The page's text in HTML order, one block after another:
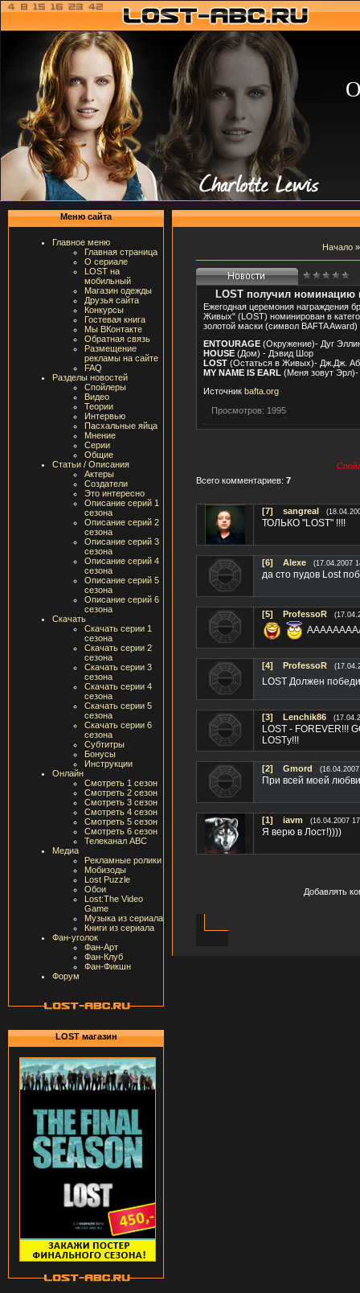
Меню сайта
Главное меню
Главная страница
О сериале
LOST на
мобильный
Магазин одежды
Друзья сайта
Конкурсы
Гостевая книга
Мы ВКонтакте
Обратная связь
Размещение
рекламы на сайте
FAQ
Разделы новостей
Спойлеры
Видео
Теории
Интервью
Пасхальные яйца
Мнение
Серии
Общие
Статьи / Описания
Актеры
Создатели
Это интересно
Описание серий 1
сезона
Описание серий 2
сезона
Описание серий 3
сезона
Описание серий 4
сезона
Описание серий 5
сезона
Описание серий 6
сезона
Скачать
Скачать серии 1
сезона
Скачать серии 2
сезона
Скачать серии 3
сезона
Скачать серии 4
сезона
Скачать серии 5
сезона
Скачать серии 6
сезона
Субтитры
Бонусы
Инструкции
Онлайн
Смотреть 1 сезон
Смотреть 2 сезон
Смотреть 3 сезон
Смотреть 4 сезон
Смотреть 5 сезон
Смотреть 6 сезон
Телеканал ABC
Медиа
Рекламные ролики
Мобизоды
Lost Puzzle
Обои
Lost:The Video
Game
Музыка из сериала
Книги из сериала
Фан-уголок
Фан-Арт
Фан-Клуб
Фан-Фикшн
Форум
LOST магазин
Начало
LOST получил номинацию
Ежегодная церемония награждения
Живых" (LOST) номинирован в
золотой маски (символ BAFTA Award)
ENTOURAGE (Окружение)- Дуг
HOUSE (Дом) - Дэвид Шор
LOST (Остаться в Живых)- Дж.Дж.
MY NAME IS EARL (Меня зовут Эрл)-
Источник bafta.org
Просмотров: 1995
Всего комментариев: 7
[7] sangreal
ТОЛЬКО "LOST" !!!!
[6] Alexe (17.04.2007
да сто пудов Lost
[5] ProfessoR
[4] ProfessoR
LOST Должен
[3] Lenchik86
LOST - FOREVER!!!
LOSTу!!!
[2] Gmord
При всей моей
[1] iavm (16.04.2007
Я верю в Лост!))))
Добавлять